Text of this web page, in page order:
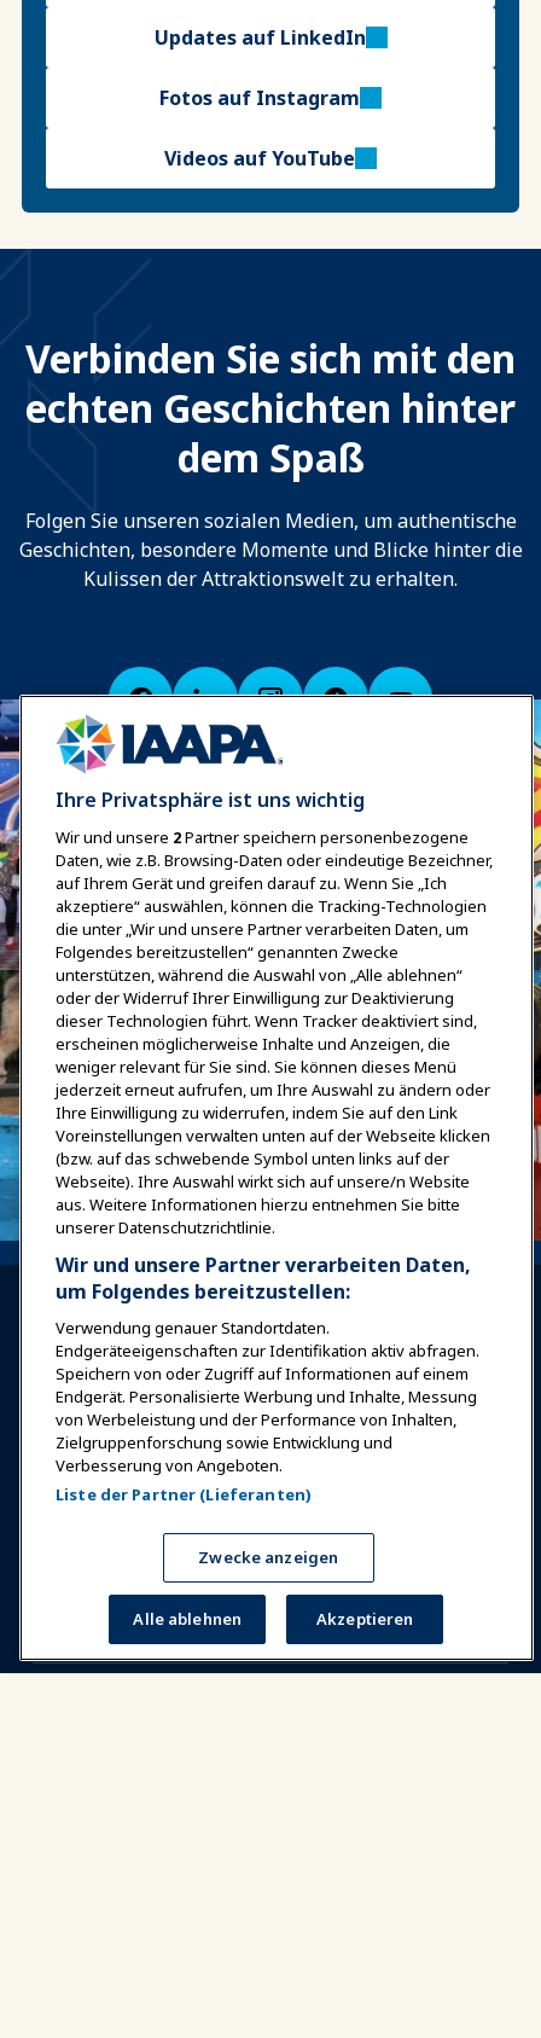
Updates auf LinkedIn
Fotos auf Instagram
Videos auf YouTube
Verbinden Sie sich mit den
echten Geschichten hinter
dem Spaß
Folgen Sie unseren sozialen Medien, um authentische
Geschichten, besondere Momente und Blicke hinter die
Kulissen der Attraktionswelt zu erhalten.
Anmelden Jetzt beitreten
Auszeichnungen Karrieren
Kontakt
Expos & Veranstaltungen
News & Funwelt
Ihre Privatsphäre ist uns wichtig
Wir und unsere 2Partner speichern personenbezogene
Daten, wie z.B. Browsing-Daten oder eindeutige Bezeichner,
auf Ihrem Gerät und greifen darauf zu. Wenn Sie „Ich
akzeptiere“ auswählen, können die Tracking-Technologien
die unter „Wir und unsere Partner verarbeiten Daten, um
Folgendes bereitzustellen“ genannten Zwecke
unterstützen, während die Auswahl von „Alle ablehnen“
oder der Widerruf Ihrer Einwilligung zur Deaktivierung
dieser Technologien führt. Wenn Tracker deaktiviert sind,
erscheinen möglicherweise Inhalte und Anzeigen, die
weniger relevant für Sie sind. Sie können dieses Menü
jederzeit erneut aufrufen, um Ihre Auswahl zu ändern oder
Ihre Einwilligung zu widerrufen, indem Sie auf den Link
Voreinstellungen verwalten unten auf der Webseite klicken
(bzw. auf das schwebende Symbol unten links auf der
Webseite). Ihre Auswahl wirkt sich auf unsere/n Website
aus. Weitere Informationen hierzu entnehmen Sie bitte
unserer Datenschutzrichtlinie.
Wir und unsere Partner verarbeiten Daten,
um Folgendes bereitzustellen:
Verwendung genauer Standortdaten.
Endgeräteeigenschaften zur Identifikation aktiv abfragen.
Speichern von oder Zugriff auf Informationen auf einem
Endgerät. Personalisierte Werbung und Inhalte, Messung
von Werbeleistung und der Performance von Inhalten,
Zielgruppenforschung sowie Entwicklung und
Verbesserung von Angeboten.
Liste der Partner (Lieferanten)
Zwecke anzeigen
Alle ablehnen Akzeptieren